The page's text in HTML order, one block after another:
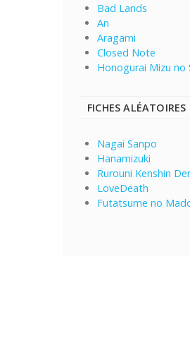
Bad Lands
An
Aragami
Closed Note
Honogurai Mizu no
FICHES ALÉATOIRES
Nagai Sanpo
Hanamizuki
Rurouni Kenshin
LoveDeath
Futatsume no